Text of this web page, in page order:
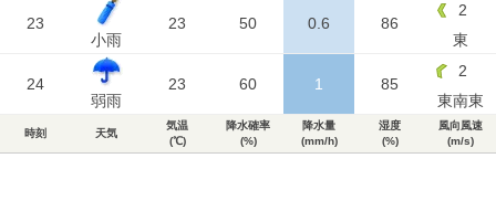
23
小雨
23 50 0.6 86
2
東
24
弱雨
23 60 1 85
2
東南東
時刻 天気
気温
(℃)
降水確率
(%)
降水量
(mm/h)
湿度
(%)
風向風速
(m/s)